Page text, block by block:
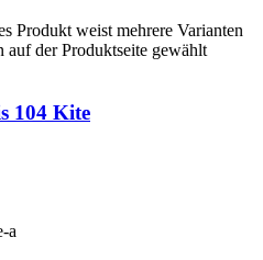
Produkt weist mehrere Varianten
der Produktseite gewählt
104 Kite